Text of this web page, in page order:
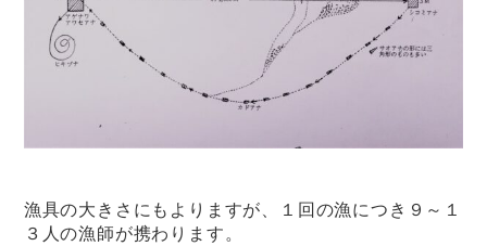
漁具の大きさにもよりますが、１回の漁につき９～１
３人の漁師が携わります。